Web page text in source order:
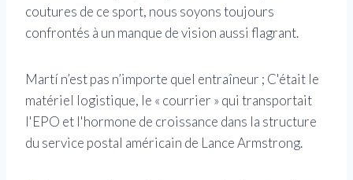
coutures de ce sport, nous soyons toujours
confrontés à un manque de vision aussi flagrant.
Martí n’est pas n’importe quel entraîneur ; C'était le
matériel logistique, le « courrier » qui transportait
l'EPO et l'hormone de croissance dans la structure
du service postal américain de Lance Armstrong.